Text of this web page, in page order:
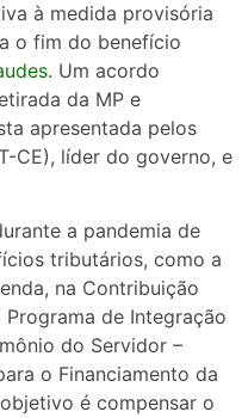
à medida provisória
o fim do benefício
. Um acordo
da MP e
apresentada pelos
CE), líder do governo, e
a pandemia de
tributários, como a
na Contribuição
de Integração
do Servidor –
o Financiamento da
é compensar o